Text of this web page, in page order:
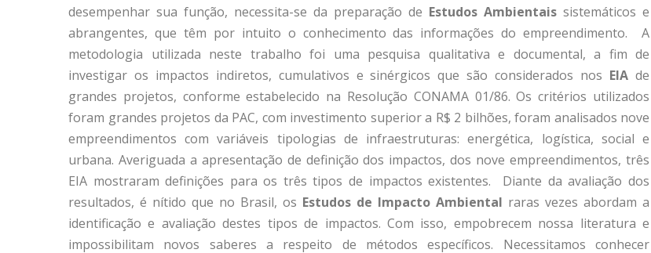
desempenhar sua função, necessita-se da preparação de Estudos Ambientais sistemáticos e
abrangentes, que têm por intuito o conhecimento das informações do empreendimento. A
metodologia utilizada neste trabalho foi uma pesquisa qualitativa e documental, a fim de
investigar os impactos indiretos, cumulativos e sinérgicos que são considerados nos EIA de
grandes projetos, conforme estabelecido na Resolução CONAMA 01/86. Os critérios utilizados
foram grandes projetos da PAC, com investimento superior a R$ 2 bilhões, foram analisados nove
empreendimentos com variáveis tipologias de infraestruturas: energética, logística, social e
urbana. Averiguada a apresentação de definição dos impactos, dos nove empreendimentos, três
EIA mostraram definições para os três tipos de impactos existentes. Diante da avaliação dos
resultados, é nítido que no Brasil, os Estudos de Impacto Ambiental raras vezes abordam a
identificação e avaliação destes tipos de impactos. Com isso, empobrecem nossa literatura e
impossibilitam novos saberes a respeito de métodos específicos. Necessitamos conhecer